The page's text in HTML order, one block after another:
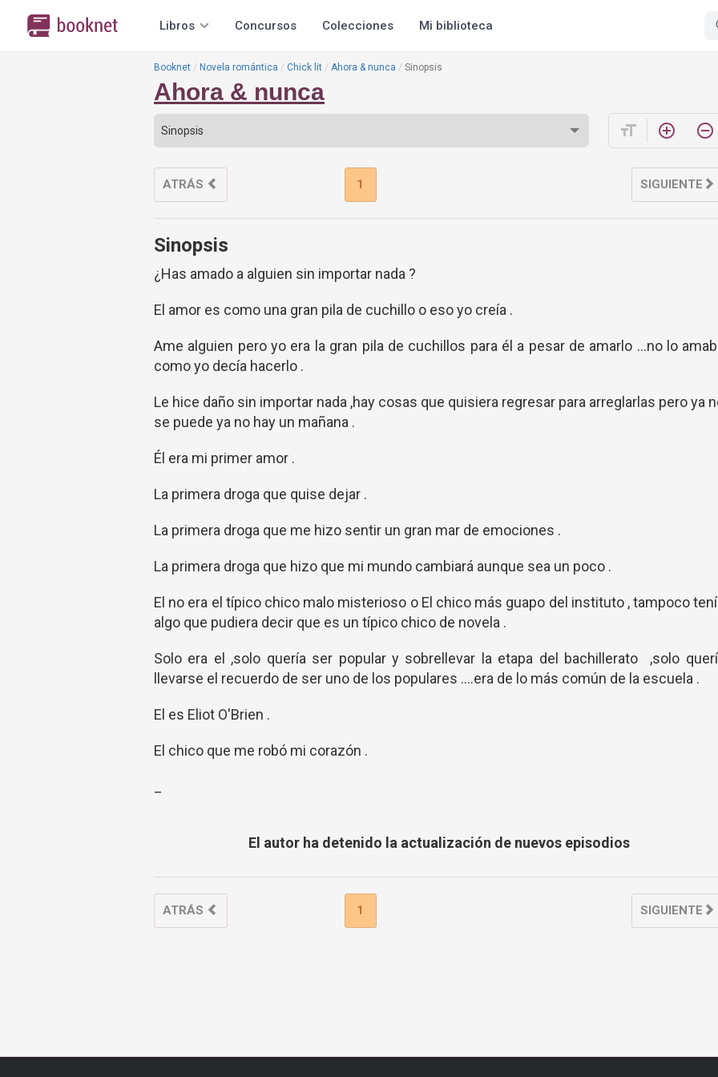
Libros Concursos Colecciones Mi biblioteca
Booknet Novela romántica Chick lit Ahora & nunca Sinopsis
Ahora & nunca
format_size add_circle_outline remove_circle_outline
ATRÁS 1 SIGUIENTE
Sinopsis
¿Has amado a alguien sin importar nada ?
El amor es como una gran pila de cuchillo o eso yo creía .
Ame alguien pero yo era la gran pila de cuchillos para él a pesar de amarlo ...no lo
como yo decía hacerlo .
Le hice daño sin importar nada ,hay cosas que quisiera regresar para arreglarlas pero ya
se puede ya no hay un mañana .
Él era mi primer amor .
La primera droga que quise dejar .
La primera droga que me hizo sentir un gran mar de emociones .
La primera droga que hizo que mi mundo cambiará aunque sea un poco .
El no era el típico chico malo misterioso o El chico más guapo del instituto , tampoco
algo que pudiera decir que es un típico chico de novela .
Solo era el ,solo quería ser popular y sobrellevar la etapa del bachillerato ,solo
llevarse el recuerdo de ser uno de los populares ....era de lo más común de la escuela .
El es Eliot O'Brien .
El chico que me robó mi corazón .
El autor ha detenido la actualización de nuevos episodios
ATRÁS 1 SIGUIENTE